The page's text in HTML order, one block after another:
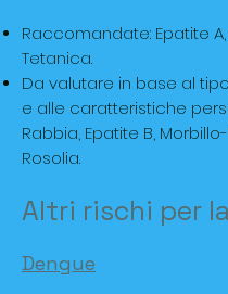
Raccomandate: Epatite
Tetanica.
Da valutare in base al
e alle caratteristiche
Rabbia, Epatite B,
Rosolia.
Altri rischi per
Dengue